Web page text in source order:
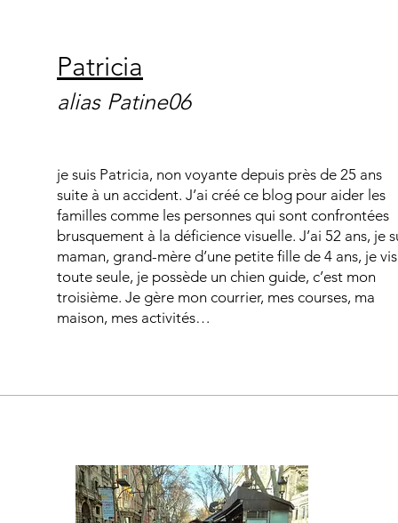
Patricia
alias Patine06
je suis Patricia, non voyante depuis près de 25 ans
suite à un accident. J’ai créé ce blog pour aider les
familles comme les personnes qui sont confrontées
brusquement à la déficience visuelle. J’ai 52 ans, je
maman, grand-mère d’une petite fille de 4 ans, je vis
toute seule, je possède un chien guide, c’est mon
troisième. Je gère mon courrier, mes courses, ma
maison, mes activités…